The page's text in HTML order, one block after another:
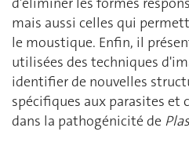
mais aussi celles qui
le moustique. Enfin, il
utilisées des techniques
identifier de nouvelles
spécifiques aux parasites et
dans la pathogénicité de